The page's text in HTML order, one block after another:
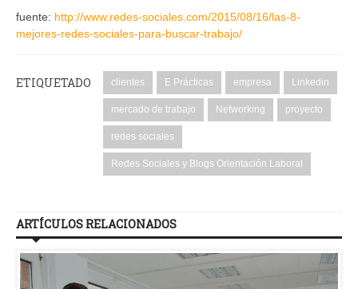
fuente: http://www.redes-sociales.com/2015/08/16/las-8-
mejores-redes-sociales-para-buscar-trabajo/
ETIQUETADO clientes E Prácticas empresa Linkedin
mercado de trabajo Networking proyecto
redes sociales
Redes Sociales y Blogs Orientación Laboral
ARTÍCULOS RELACIONADOS